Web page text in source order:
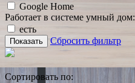
Google Home
Работает в системе умный дом:
есть
Показать Сбросить фильтр
Сортировать по: